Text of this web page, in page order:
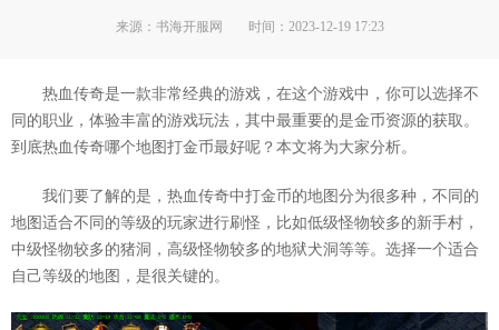
来源：书海开服网 时间：2023-12-19 17:23
热血传奇是一款非常经典的游戏，在这个游戏中，你可以选择不
同的职业，体验丰富的游戏玩法，其中最重要的是金币资源的获取。
到底热血传奇哪个地图打金币最好呢？本文将为大家分析。
我们要了解的是，热血传奇中打金币的地图分为很多种，不同的
地图适合不同的等级的玩家进行刷怪，比如低级怪物较多的新手村，
中级怪物较多的猪洞，高级怪物较多的地狱犬洞等等。选择一个适合
自己等级的地图，是很关键的。